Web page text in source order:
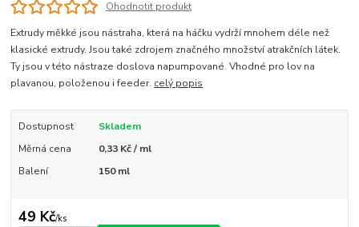
Ohodnotit produkt
Extrudy měkké jsou nástraha, která na háčku vydrží mnohem déle než
klasické extrudy. Jsou také zdrojem značného množství atrakčních látek.
Ty jsou v této nástraze doslova napumpované. Vhodné pro lov na
plavanou, položenou i feeder. celý popis
Dostupnost
Skladem
Měrná cena
0,33 Kč / ml
Balení
150 ml
49 Kč/ks